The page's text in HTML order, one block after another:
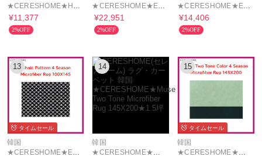
★CERESHOME★Hive
Waffle Rug Ivory
100X150★0.5坪★
¥11,377
2%OFF
★CERESHOME★Ethnic
Pattern Microfiber
Rug165X230★1.5坪
¥22,951
2%OFF
★CERESHOME★Ethnic
Pattern Microfiber
Rug 145X200★1坪
¥14,406
2%OFF
13
タイムセール
韓国
★CERESHOME★Ethnic
14
韓国
★CERESHOME★Muse
15
タイムセール
韓国
★CERESHOME★Muse